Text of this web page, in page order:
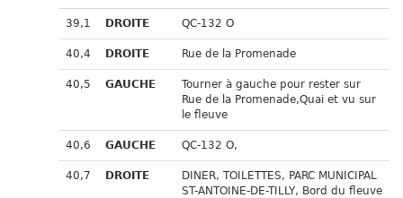
39,1 DROITE QC-132 O
40,4 DROITE Rue de la Promenade
40,5 GAUCHE
Tourner à gauche pour rester sur
Rue de la Promenade,Quai et vu sur
le fleuve
40,6 GAUCHE QC-132 O,
40,7 DROITE
DINER, TOILETTES, PARC MUNICIPAL
ST-ANTOINE-DE-TILLY, Bord du fleuve